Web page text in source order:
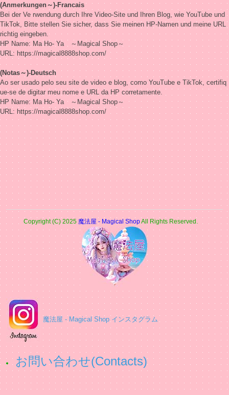
(Anmerkungen～)-Francais
Bei der Ve rwendung durch Ihre Video-Site und Ihren Blog, wie YouTube und
TikTok, Bitte stellen Sie sicher, dass Sie meinen HP-Namen und meine URL
richtig eingeben.
HP Name: Ma Ho- Ya ～Magical Shop～
URL: https://magical8888shop.com/
(Notas～)-Deutsch
Ao ser usado pelo seu site de video e blog, como YouTube e TikTok, certifiq
ue-se de digitar meu nome e URL da HP corretamente.
HP Name: Ma Ho- Ya ～Magical Shop～
URL: https://magical8888shop.com/
Copyright (C) 2025 魔法屋 - Magical ShopAll Rights Reserved.
魔法屋 - Magical Shop インスタグラム
お問い合わせ(Contacts)